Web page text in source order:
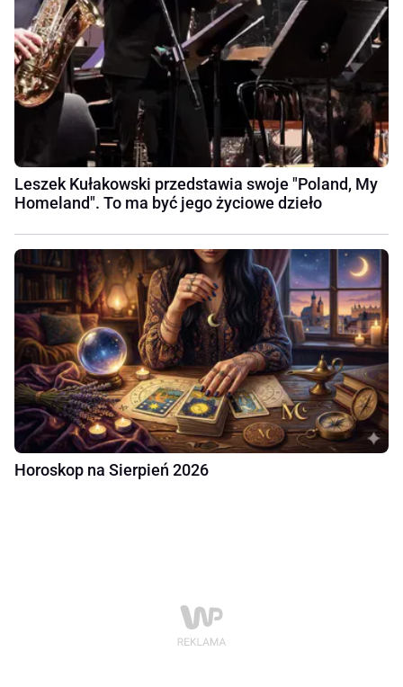
Leszek Kułakowski przedstawia swoje "Poland, My
Homeland". To ma być jego życiowe dzieło
Horoskop na Sierpień 2026